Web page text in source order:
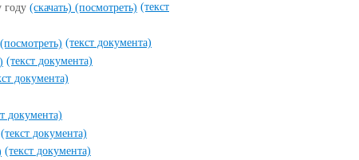
году (скачать) (посмотреть) (текст
(посмотреть) (текст документа)
(текст документа)
документа)
документа)
(текст документа)
(текст документа)